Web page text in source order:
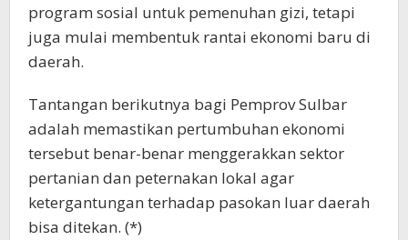
program sosial untuk pemenuhan gizi, tetapi
juga mulai membentuk rantai ekonomi baru di
daerah.
Tantangan berikutnya bagi Pemprov Sulbar
adalah memastikan pertumbuhan ekonomi
tersebut benar-benar menggerakkan sektor
pertanian dan peternakan lokal agar
ketergantungan terhadap pasokan luar daerah
bisa ditekan. (*)